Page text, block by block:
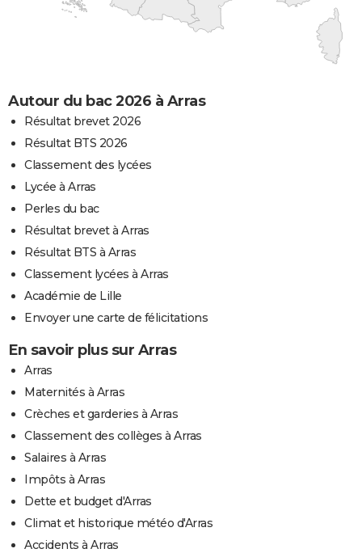
Autour du bac 2026 à Arras
Résultat brevet 2026
Résultat BTS 2026
Classement des lycées
Lycée à Arras
Perles du bac
Résultat brevet à Arras
Résultat BTS à Arras
Classement lycées à Arras
Académie de Lille
Envoyer une carte de félicitations
En savoir plus sur Arras
Arras
Maternités à Arras
Crèches et garderies à Arras
Classement des collèges à Arras
Salaires à Arras
Impôts à Arras
Dette et budget d'Arras
Climat et historique météo d'Arras
Accidents à Arras